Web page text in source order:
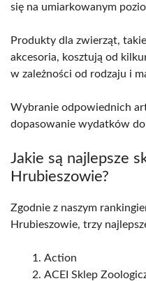
się na umiarkowanym
Produkty dla zwierząt,
akcesoria, kosztują od
w zależności od rodzaju i
Wybranie odpowiednich
dopasowanie wydatków
Jakie są najlepsze
Hrubieszowie?
Zgodnie z naszym
Hrubieszowie, trzy
Action
ACEI Sklep